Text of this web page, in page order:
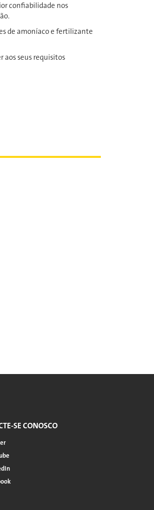
confiabilidade nos
de amoníaco e fertilizante
aos seus requisitos
SE CONOSCO